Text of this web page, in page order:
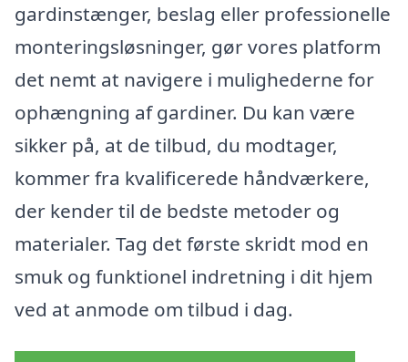
gardinstænger, beslag eller professionelle
monteringsløsninger, gør vores platform
det nemt at navigere i mulighederne for
ophængning af gardiner. Du kan være
sikker på, at de tilbud, du modtager,
kommer fra kvalificerede håndværkere,
der kender til de bedste metoder og
materialer. Tag det første skridt mod en
smuk og funktionel indretning i dit hjem
ved at anmode om tilbud i dag.